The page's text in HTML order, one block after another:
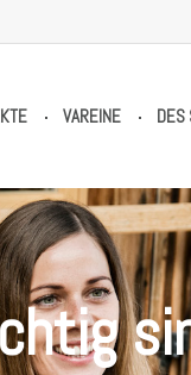
VAREINE DES